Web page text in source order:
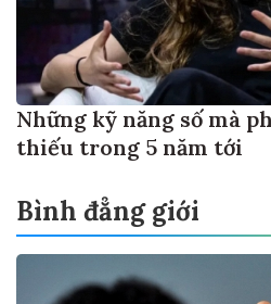
Những kỹ năng số mà
thiếu trong 5 năm tới
Bình đẳng giới